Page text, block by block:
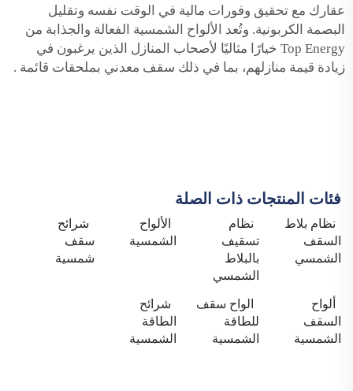
عقارك مع تحقيق وفورات مالية في الوقت نفسه وتقليل
البصمة الكربونية. وتُعد الألواح الشمسية الفعالة والجذابة من
Top Energy خيارًا مثاليًا لأصحاب المنازل الذين يرغبون في
زيادة قيمة منازلهم، بما في ذلك سقف معدني بملحقات قائمة .
فئات المنتجات ذات الصلة
نظام بلاط
السقف
الشمسي
نظام
تسقيف
بالبلاط
الشمسي
الألواح
الشمسية
شرائح
سقف
شمسية
ألواح
السقف
الشمسية
الواح سقف
للطاقة
الشمسية
شرائح
الطاقة
الشمسية